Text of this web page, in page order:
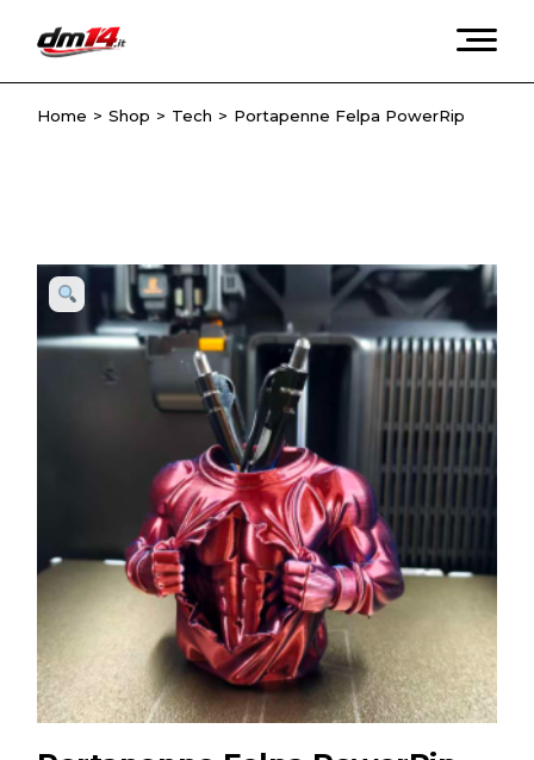
content
Home Shop Tech Portapenne Felpa PowerRip